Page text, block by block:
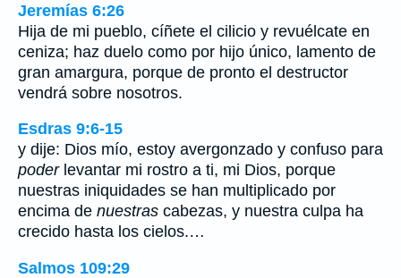
Jeremías 6:26
Hija de mi pueblo, cíñete el cilicio y revuélcate en
ceniza; haz duelo como por hijo único, lamento de
gran amargura, porque de pronto el destructor
vendrá sobre nosotros.
Esdras 9:6-15
y dije: Dios mío, estoy avergonzado y confuso para
poderlevantar mi rostro a ti, mi Dios, porque
nuestras iniquidades se han multiplicado por
encima de nuestras cabezas, y nuestra culpa ha
crecido hasta los cielos.…
Salmos 109:29